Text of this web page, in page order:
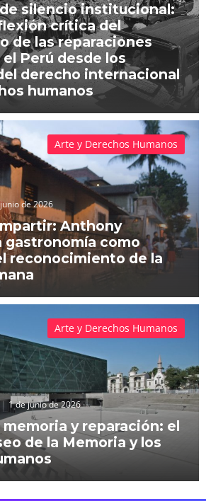
silencio institucional:
crítica del
de las reparaciones
Perú desde los
derecho internacional
humanos
de 2026
Anthony
gastronomía como
reconocimiento de la
Arte y Derechos Humanos
1 de junio de 2026
y reparación: el
de la Memoria y los
Arte y Derechos Humanos